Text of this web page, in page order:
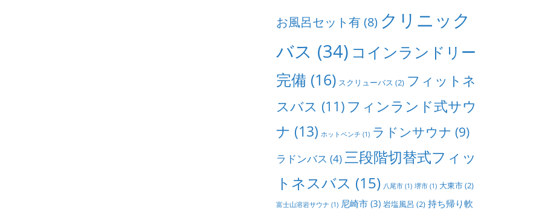
お風呂セット有(8) クリニック
バス (34) コインランドリー
完備 (16) スクリューバス (2) フィットネ
スバス (11)フィンランド式サウ
ナ (13) ホットベンチ (1) ラドンサウナ (9)
ラドンバス (4)三段階切替式フィッ
トネスバス (15) 八尾市 (1) 堺市 (1) 大東市(2)
富士山溶岩サウナ (1) 尼崎市 (3) 岩塩風呂 (2) 持ち帰り軟